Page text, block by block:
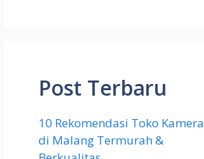
Post Terbaru
10 Rekomendasi Toko Kamera
di Malang Termurah &